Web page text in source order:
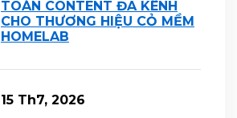
TOÁN CONTENT ĐA KÊNH
CHO THƯƠNG HIỆU CỎ MỀM
HOMELAB
15 Th7, 2026